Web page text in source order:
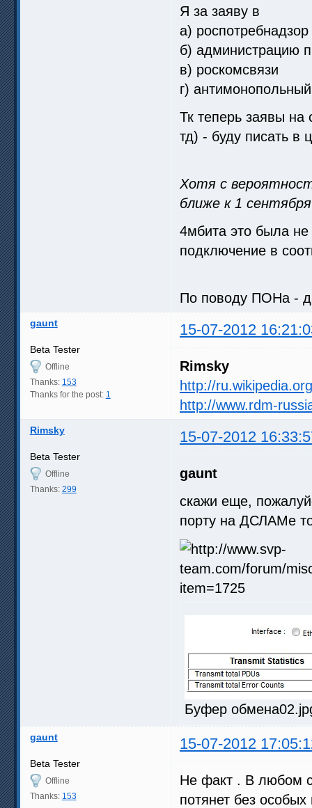
Я за заяву в
а) роспотребнадзор
б) администрацию
в) роскомсвязи
г)
Тк теперь заявы
тд) - буду писать в
Хотя с
ближе к 1 сентября
4мбита это была не
подключение в
По поводу ПОНа -
gaunt 15-07-2012
Beta Tester
Offline
Thanks: 153
Thanks for the post: 1
Rimsky
http://
http://www.rdm-
Rimsky 15-07-2012
Beta Tester
Offline
Thanks: 299
gaunt
скажи еще,
порту на ДСЛАМе
Буфер
gaunt 15-07-2012
Beta Tester
Offline
Thanks: 153
Не факт . В любом
потянет без